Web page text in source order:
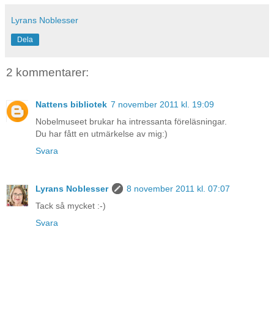
Lyrans Noblesser
Dela
2 kommentarer:
Nattens bibliotek 7 november 2011 kl. 19:09
Nobelmuseet brukar ha intressanta föreläsningar.
Du har fått en utmärkelse av mig:)
Svara
Lyrans Noblesser
8 november 2011 kl. 07:07
Tack så mycket :-)
Svara